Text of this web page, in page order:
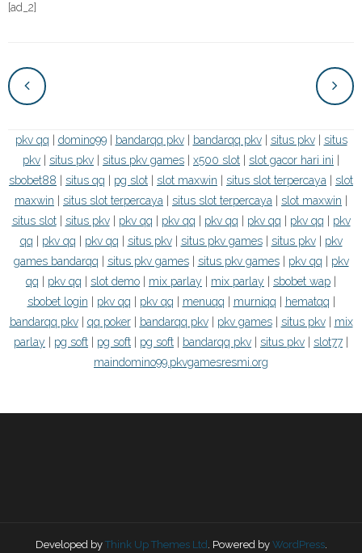
[ad_2]
pkv qq domino99| bandarqq pkv| bandarqq pkv| situs pkv| situs
pkv
situs pkv situs pkv games x500 slot slot gacor hari ini
sbobet88
situs qq pg slot slot maxwin situs slot terpercaya
slot
maxwin
situs slot terpercaya situs slot terpercaya slot maxwin
situs slot| situs pkv| pkv qq pkv qq pkv qq pkv qq pkv qq
pkv
qq
pkv qq pkv qq situs pkv| situs pkv games| situs pkv| pkv
games bandarqq
situs pkv games| situs pkv games| pkv qq
pkv
qq
pkv qq slot demo mix parlay mix parlay sbobet wap
sbobet login
pkv qq pkv qq menuqq murniqq hematqq
bandarqq pkv| qq poker| bandarqq pkv| pkv games| situs pkv| mix
parlay
pg soft pg soft pg soft bandarqq pkv situs pkv slot77
maindomino99.pkvgamesresmi.org
Developed by Think Up Themes Ltd . Powered by WordPress.